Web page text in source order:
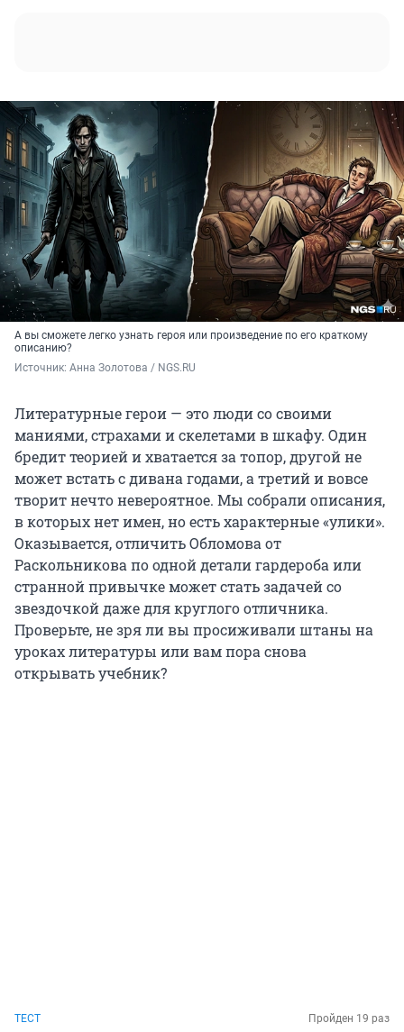
А вы сможете легко узнать героя или произведение по его краткому
описанию?
Источник: Анна Золотова / NGS.RU
Литературные герои — это люди со своими
маниями, страхами и скелетами в шкафу. Один
бредит теорией и хватается за топор, другой не
может встать с дивана годами, а третий и вовсе
творит нечто невероятное. Мы собрали описания,
в которых нет имен, но есть характерные «улики».
Оказывается, отличить Обломова от
Раскольникова по одной детали гардероба или
странной привычке может стать задачей со
звездочкой даже для круглого отличника.
Проверьте, не зря ли вы просиживали штаны на
уроках литературы или вам пора снова
открывать учебник?
ТЕСТ
Пройден 19 раз